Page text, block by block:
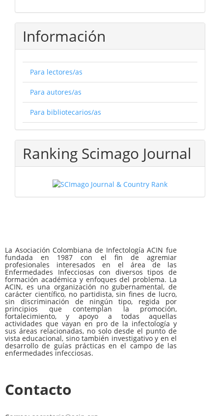
Información
Para lectores/as
Para autores/as
Para bibliotecarios/as
Ranking Scimago Journal
La Asociación Colombiana de Infectología ACIN fue
fundada en 1987 con el fin de agremiar
profesionales interesados en el área de las
Enfermedades Infecciosas con diversos tipos de
formación académica y enfoques del problema. La
ACIN, es una organización no gubernamental, de
carácter científico, no partidista, sin fines de lucro,
sin discriminación de ningún tipo, regida por
principios que contemplan la promoción,
fortalecimiento, y apoyo a todas aquellas
actividades que vayan en pro de la infectología y
sus áreas relacionadas, no solo desde el punto de
vista educacional, sino también investigativo y en el
desarrollo de guías prácticas en el campo de las
enfermedades infecciosas.
Contacto